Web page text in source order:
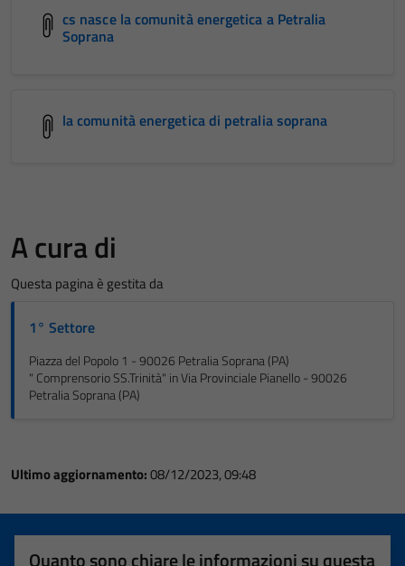
cs nasce la comunità energetica a Petralia
Soprana
la comunità energetica di petralia soprana
A cura di
Questa pagina è gestita da
1° Settore
Piazza del Popolo 1 - 90026 Petralia Soprana (PA)
" Comprensorio SS.Trinità" in Via Provinciale Pianello - 90026
Petralia Soprana (PA)
Ultimo aggiornamento:08/12/2023, 09:48
Quanto sono chiare le informazioni su questa